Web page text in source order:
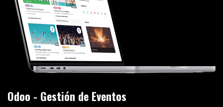
Odoo - Gestión de Eventos